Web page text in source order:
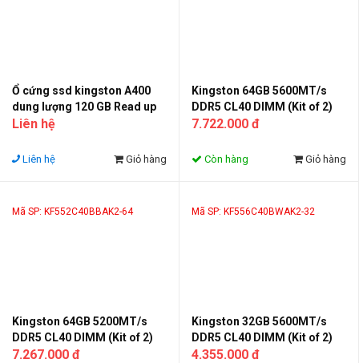
Ổ cứng ssd kingston A400
dung lượng 120 GB Read up
to 500MB - Write up to
Liên hệ
Liên hệ Giỏ hàng
Kingston 64GB 5600MT/s
DDR5 CL40 DIMM (Kit of 2)
Beast RGB
7.722.000 đ
Còn hàng Giỏ hàng
Mã SP: KF552C40BBAK2-64
Kingston 64GB 5200MT/s
DDR5 CL40 DIMM (Kit of 2)
FURY Beast RGB XMP
7.267.000 đ
Mã SP: KF556C40BWAK2-32
Kingston 32GB 5600MT/s
DDR5 CL40 DIMM (Kit of 2)
FURY Beast White RGB XMP
4.355.000 đ